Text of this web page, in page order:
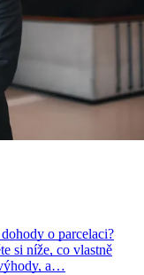
o parcelaci?
si níže, co vlastně
a…